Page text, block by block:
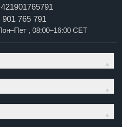
901 765 791
, 08:00–16:00 CET